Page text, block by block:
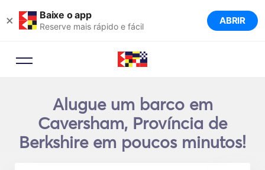
× Baixe o app
Reserve mais rápido e fácil ABRIR
Alugue um barco em
Caversham, Província de
Berkshire em poucos minutos!